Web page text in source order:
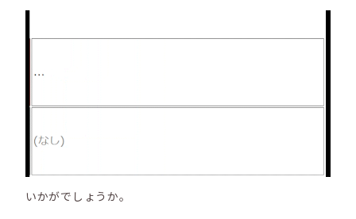
いかがでしょうか。